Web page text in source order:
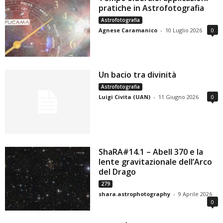
pratiche in Astrofotografia
Astrofotografia
Agnese Caramanico - 10 Luglio 2026 0
Un bacio tra divinità
Astrofotografia
Luigi Civita (UAN) - 11 Giugno 2026 0
ShaRA#14.1 – Abell 370 e la
lente gravitazionale dell’Arco
del Drago
279
shara.astrophotography - 9 Aprile 2026
0